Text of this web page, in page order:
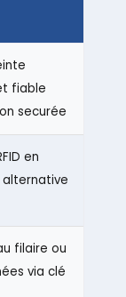
fiable
securée
en
filaire ou
via clé